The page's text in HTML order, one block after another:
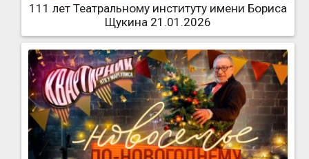
111 лет Театральному институту имени Бориса
Щукина 21.01.2026